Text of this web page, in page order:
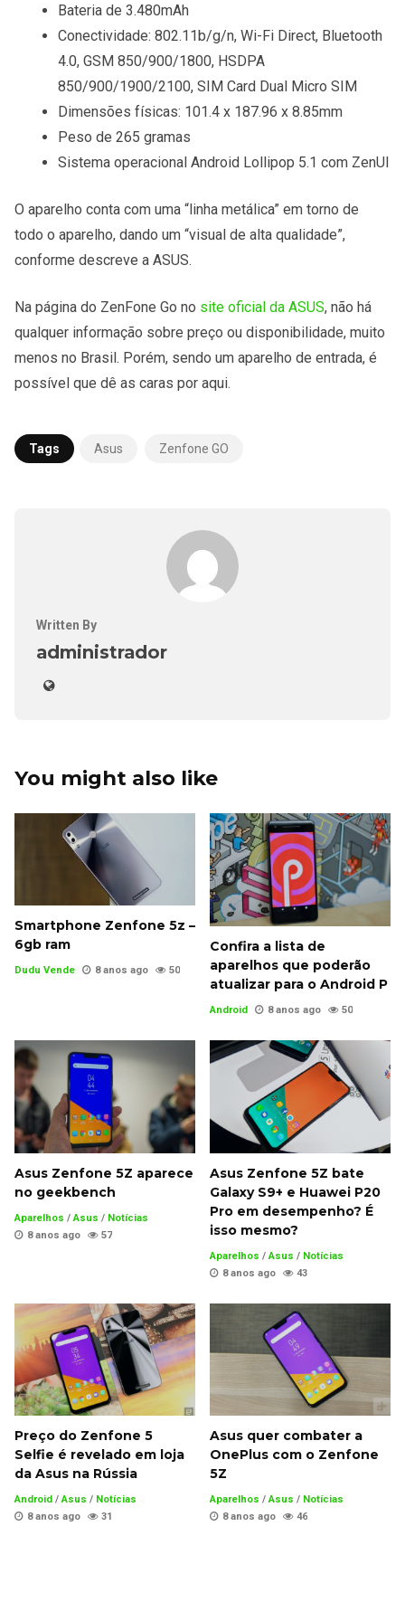
Bateria de 3.480mAh
Conectividade: 802.11b/g/n, Wi-Fi Direct, Bluetooth
4.0, GSM 850/900/1800, HSDPA
850/900/1900/2100, SIM Card Dual Micro SIM
Dimensões físicas: 101.4 x 187.96 x 8.85mm
Peso de 265 gramas
Sistema operacional Android Lollipop 5.1 com ZenUI
O aparelho conta com uma “linha metálica” em torno de
todo o aparelho, dando um “visual de alta qualidade”,
conforme descreve a ASUS.
Na página do ZenFone Go no site oficial da ASUS, não há
qualquer informação sobre preço ou disponibilidade, muito
menos no Brasil. Porém, sendo um aparelho de entrada, é
possível que dê as caras por aqui.
Tags Asus Zenfone GO
Written By
administrador
You might also like
Smartphone Zenfone 5z –
6gb ram
Dudu Vende 8 anos ago 50
Confira a lista de
aparelhos que poderão
atualizar para o Android P
Android 8 anos ago 50
Asus Zenfone 5Z aparece
no geekbench
Aparelhos / Asus / Notícias
8 anos ago
57
Asus Zenfone 5Z bate
Galaxy S9+ e Huawei P20
Pro em desempenho? É
isso mesmo?
Aparelhos / Asus / Notícias
8 anos ago
43
Preço do Zenfone 5
Selfie é revelado em loja
da Asus na Rússia
Android /Asus / Notícias
8 anos ago
31
Asus quer combater a
OnePlus com o Zenfone
5Z
Aparelhos /Asus / Notícias
8 anos ago
46